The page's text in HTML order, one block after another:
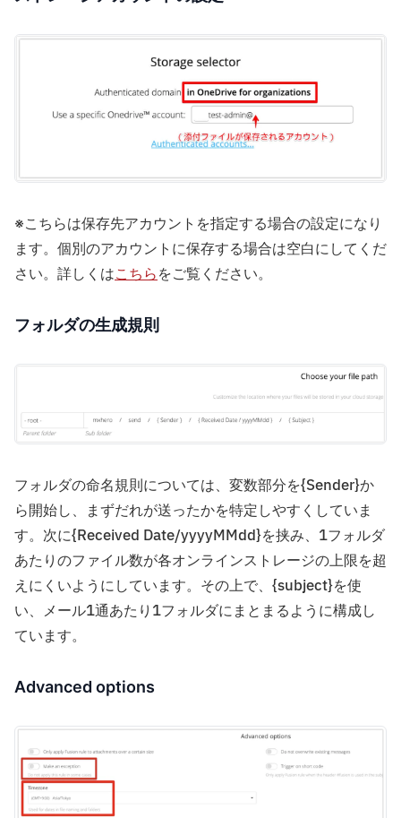
※こちらは保存先アカウントを指定する場合の設定になり
ます。個別のアカウントに保存する場合は空白にしてくだ
さい。詳しくはこちらをご覧ください。
フォルダの生成規則
フォルダの命名規則については、変数部分を{Sender}か
ら開始し、まずだれが送ったかを特定しやすくしていま
す。次に{Received Date/yyyyMMdd}を挟み、1フォルダ
あたりのファイル数が各オンラインストレージの上限を超
えにくいようにしています。その上で、{subject}を使
い、メール1通あたり1フォルダにまとまるように構成し
ています。
Advanced options